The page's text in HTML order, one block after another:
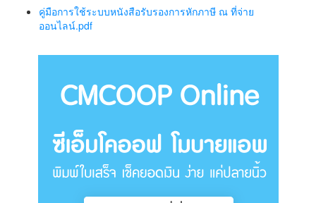
คู่มือการใช้ระบบหนังสือรับรองการหักภาษี ณ ที่จ่าย
ออนไลน์.pdf